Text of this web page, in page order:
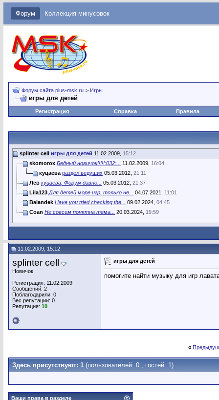
Форум Коллекция минусовок
Форум сайта plus-msk.ru > Игры
игры для детей
Регистрация Справка Правила
splinter cell игры для детей 11.02.2009, 15:12
skomorox Бедный новичок!!!!!:032:... 11.02.2009, 16:04
куцаева раздел ведущих 05.03.2012, 21:11
Лев куцаева, Форум давно... 05.03.2012, 21:37
Lila123 Для детей море игр, только не... 04.07.2021, 11:01
Balandek Have you tried checking the... 09.02.2024, 04:45
Coan Не совсем понятна тема... 20.03.2024, 19:59
11.02.2009, 15:12
splinter cell
Новичок
Регистрация: 11.02.2009
Сообщений: 2
Поблагодарили: 0
Вес репутации: 0
Репутация: 10
игры для детей
помогите найти музыку для игр
«
Здесь присутствуют: 1 (пользователей: 0 , гостей: 1)
Ваши права в разделе